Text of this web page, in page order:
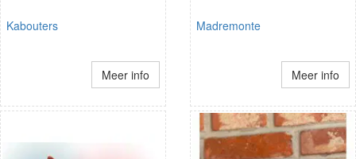
Kabouters
Meer info
Madremonte
Meer info